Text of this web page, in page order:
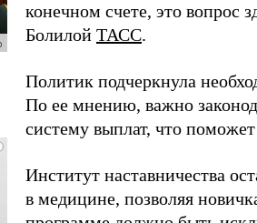
конечном счете, это вопрос
Болилой ТАСС.
Политик подчеркнула
По ее мнению, важно
систему выплат, что
Институт наставничества
в медицине, позволяя